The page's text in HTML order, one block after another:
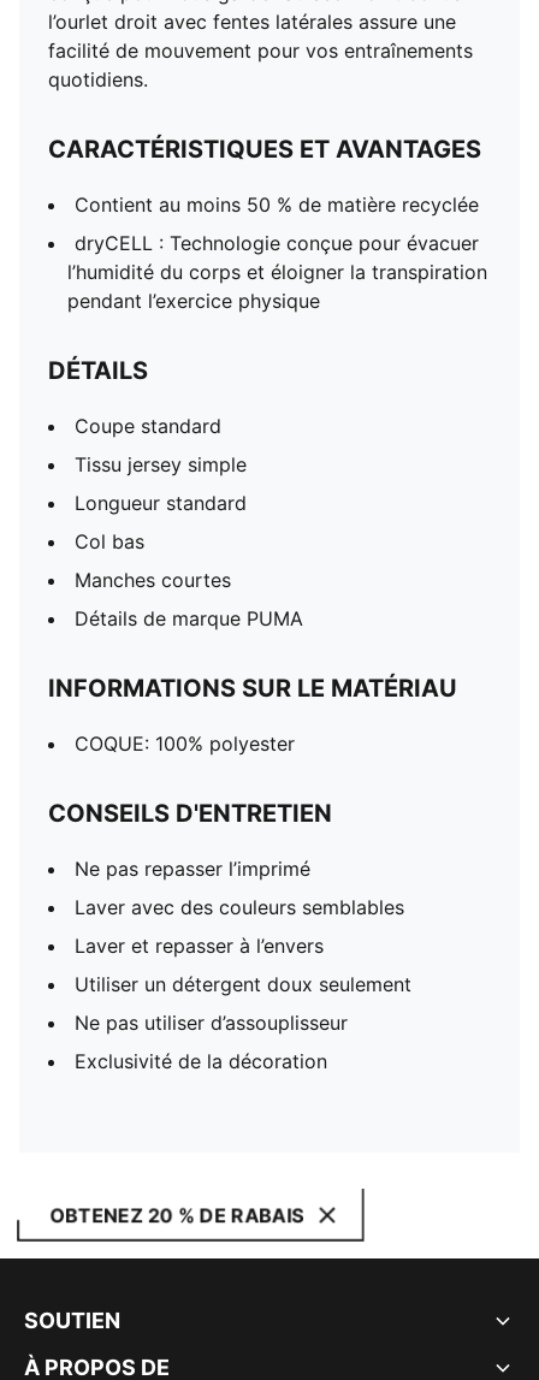
l’ourlet droit avec fentes latérales assure une
facilité de mouvement pour vos entraînements
quotidiens.
CARACTÉRISTIQUES ET AVANTAGES
Contient au moins 50 % de matière recyclée
dryCELL : Technologie conçue pour évacuer
l’humidité du corps et éloigner la transpiration
pendant l’exercice physique
DÉTAILS
Coupe standard
Tissu jersey simple
Longueur standard
Col bas
Manches courtes
Détails de marque PUMA
INFORMATIONS SUR LE MATÉRIAU
COQUE: 100% polyester
CONSEILS D'ENTRETIEN
Ne pas repasser l’imprimé
Laver avec des couleurs semblables
Laver et repasser à l’envers
Utiliser un détergent doux seulement
Ne pas utiliser d’assouplisseur
Exclusivité de la décoration
OBTENEZ 20 % DE RABAIS
SOUTIEN
À PROPOS DE